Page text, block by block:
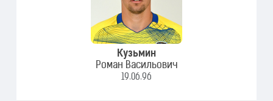
Кузьмин
Роман Васильович
19.06.96